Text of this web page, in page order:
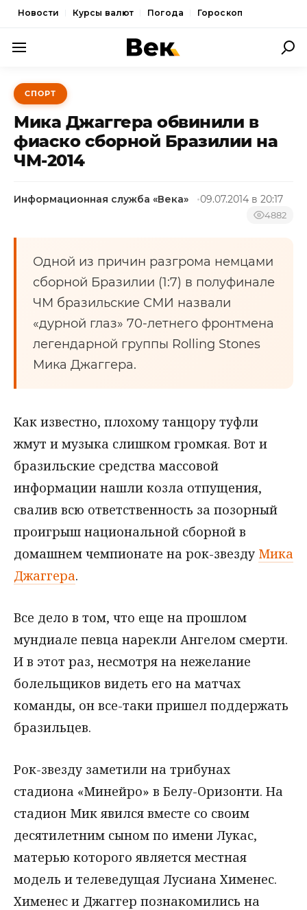
Новости Курсы валют Погода Гороскоп
ПОЛИТИКА
ЭКОНОМИКА
ОБЩЕСТВО
СПОРТ
СПОРТ
Мика Джаггера обвинили в
фиаско сборной Бразилии на
ЧМ-2014
Информационная служба «Века» 09.07.2014 в 20:17
4882
Одной из причин разгрома немцами
сборной Бразилии (1:7) в полуфинале
ЧМ бразильские СМИ назвали
«дурной глаз» 70-летнего фронтмена
легендарной группы Rolling Stones
Мика Джаггера.
Как известно, плохому танцору туфли
жмут и музыка слишком громкая. Вот и
бразильские средства массовой
информации нашли козла отпущения,
свалив всю ответственность за позорный
проигрыш национальной сборной в
домашнем чемпионате на рок-звезду Мика
Джаггера.
Все дело в том, что еще на прошлом
мундиале певца нарекли Ангелом смерти.
И в этот раз, несмотря на нежелание
болельщиков видеть его на матчах
команды, он все-таки пришел поддержать
бразильцев.
Рок-звезду заметили на трибунах
стадиона «Минейро» в Белу-Оризонти. На
стадион Мик явился вместе со своим
десятилетним сыном по имени Лукас,
матерью которого является местная
модель и телеведущая Лусиана Хименес.
Хименес и Джаггер познакомились на